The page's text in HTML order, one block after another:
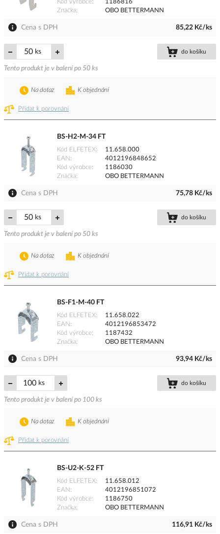
Kód výrobce
1186816
Značka
OBO BETTERMANN
Cena s DPH 85,22 Kč/ks
ks do košíku
Tento produkt je v balení po 50 ks
Přidat k porovnání
K objednání
Na dotaz
BS-H2-M-34 FT
Kód ELFETEX
11.658.000
EAN
4012196848652
Kód výrobce
1186030
Značka
OBO BETTERMANN
Cena s DPH 75,78 Kč/ks
ks do košíku
Tento produkt je v balení po 50 ks
Přidat k porovnání
K objednání
Na dotaz
BS-F1-M-40 FT
Kód ELFETEX
11.658.022
EAN
4012196853472
Kód výrobce
1187432
Značka
OBO BETTERMANN
Cena s DPH 93,94 Kč/ks
ks do košíku
Tento produkt je v balení po 100 ks
Přidat k porovnání
K objednání
Na dotaz
BS-U2-K-52 FT
Kód ELFETEX
11.658.012
EAN
4012196851072
Kód výrobce
1186750
Značka
OBO BETTERMANN
Cena s DPH 116,91 Kč/ks